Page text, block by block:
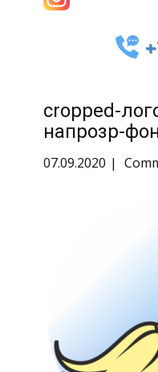
cropped-
напрозр-
07.09.2020